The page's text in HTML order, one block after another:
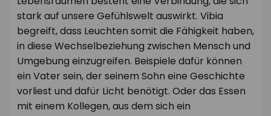
Zwischen dem Licht und unserer gesamten
Wahrnehmung von Landschaft, Architektur und
Lebensräumen besteht eine Verbindung, die sich
stark auf unsere Gefühlswelt auswirkt. Vibia